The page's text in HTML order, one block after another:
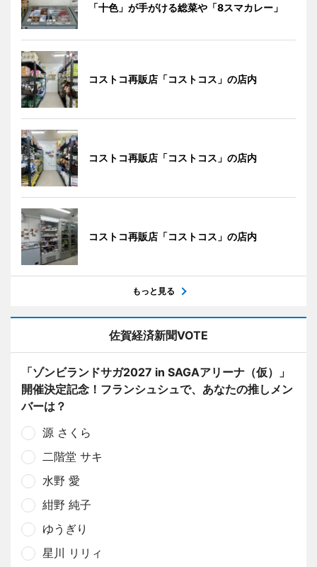
「十色」が手がける総菜や「8スマカレー」
コストコ再販店「コストコス」の店内
コストコ再販店「コストコス」の店内
コストコ再販店「コストコス」の店内
もっと見る
佐賀経済新聞VOTE
「ゾンビランドサガ2027 in SAGAアリーナ（仮）」
開催決定記念！フランシュシュで、あなたの推しメン
バーは？
源 さくら
二階堂 サキ
水野 愛
紺野 純子
ゆうぎり
星川 リリィ